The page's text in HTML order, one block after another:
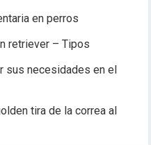
en perros
retriever – Tipos
sus necesidades en el
tira de la correa al